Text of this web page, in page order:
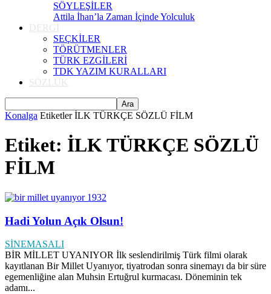
SÖYLEŞİLER
Attila İhan’la Zaman İçinde Yolculuk
DERGİ
SEÇKİLER
TÖRÜTMENLER
TÜRK EZGİLERİ
TDK YAZIM KURALLARI
SÖZLÜK
Konalga Etiketler İLK TÜRKÇE SÖZLÜ FİLM
Etiket: İLK TÜRKÇE SÖZLÜ
FİLM
Hadi Yolun Açık Olsun!
SİNEMASALI
BİR MİLLET UYANIYOR İlk seslendirilmiş Türk filmi olarak
kayıtlanan Bir Millet Uyanıyor, tiyatrodan sonra sinemayı da bir süre
egemenliğine alan Muhsin Ertuğrul kurmacası. Döneminin tek
adamı...